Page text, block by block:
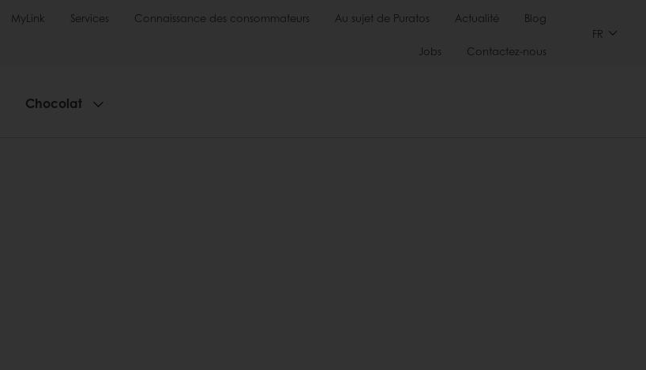
MyLink Services Connaissance des consommateurs Au sujet de Puratos Actualité Blog
Jobs Contactez-nous
FR
Chocolat